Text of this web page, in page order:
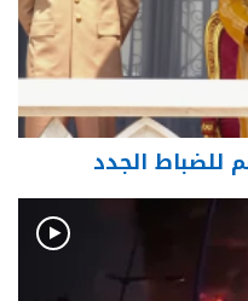
للضباط الجدد